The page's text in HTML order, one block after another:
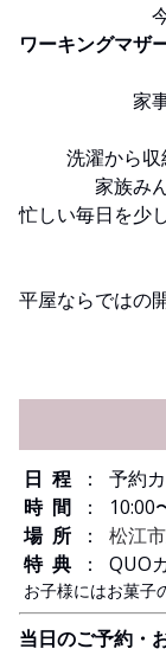
ワーキングマザ
家
洗濯から収
家族み
忙しい毎日を少
平屋ならではの
日 程
： 予約
時 間
： 10:00
場 所
： 松江
特 典
： QUO
お子様にはお菓子
当日のご予約・